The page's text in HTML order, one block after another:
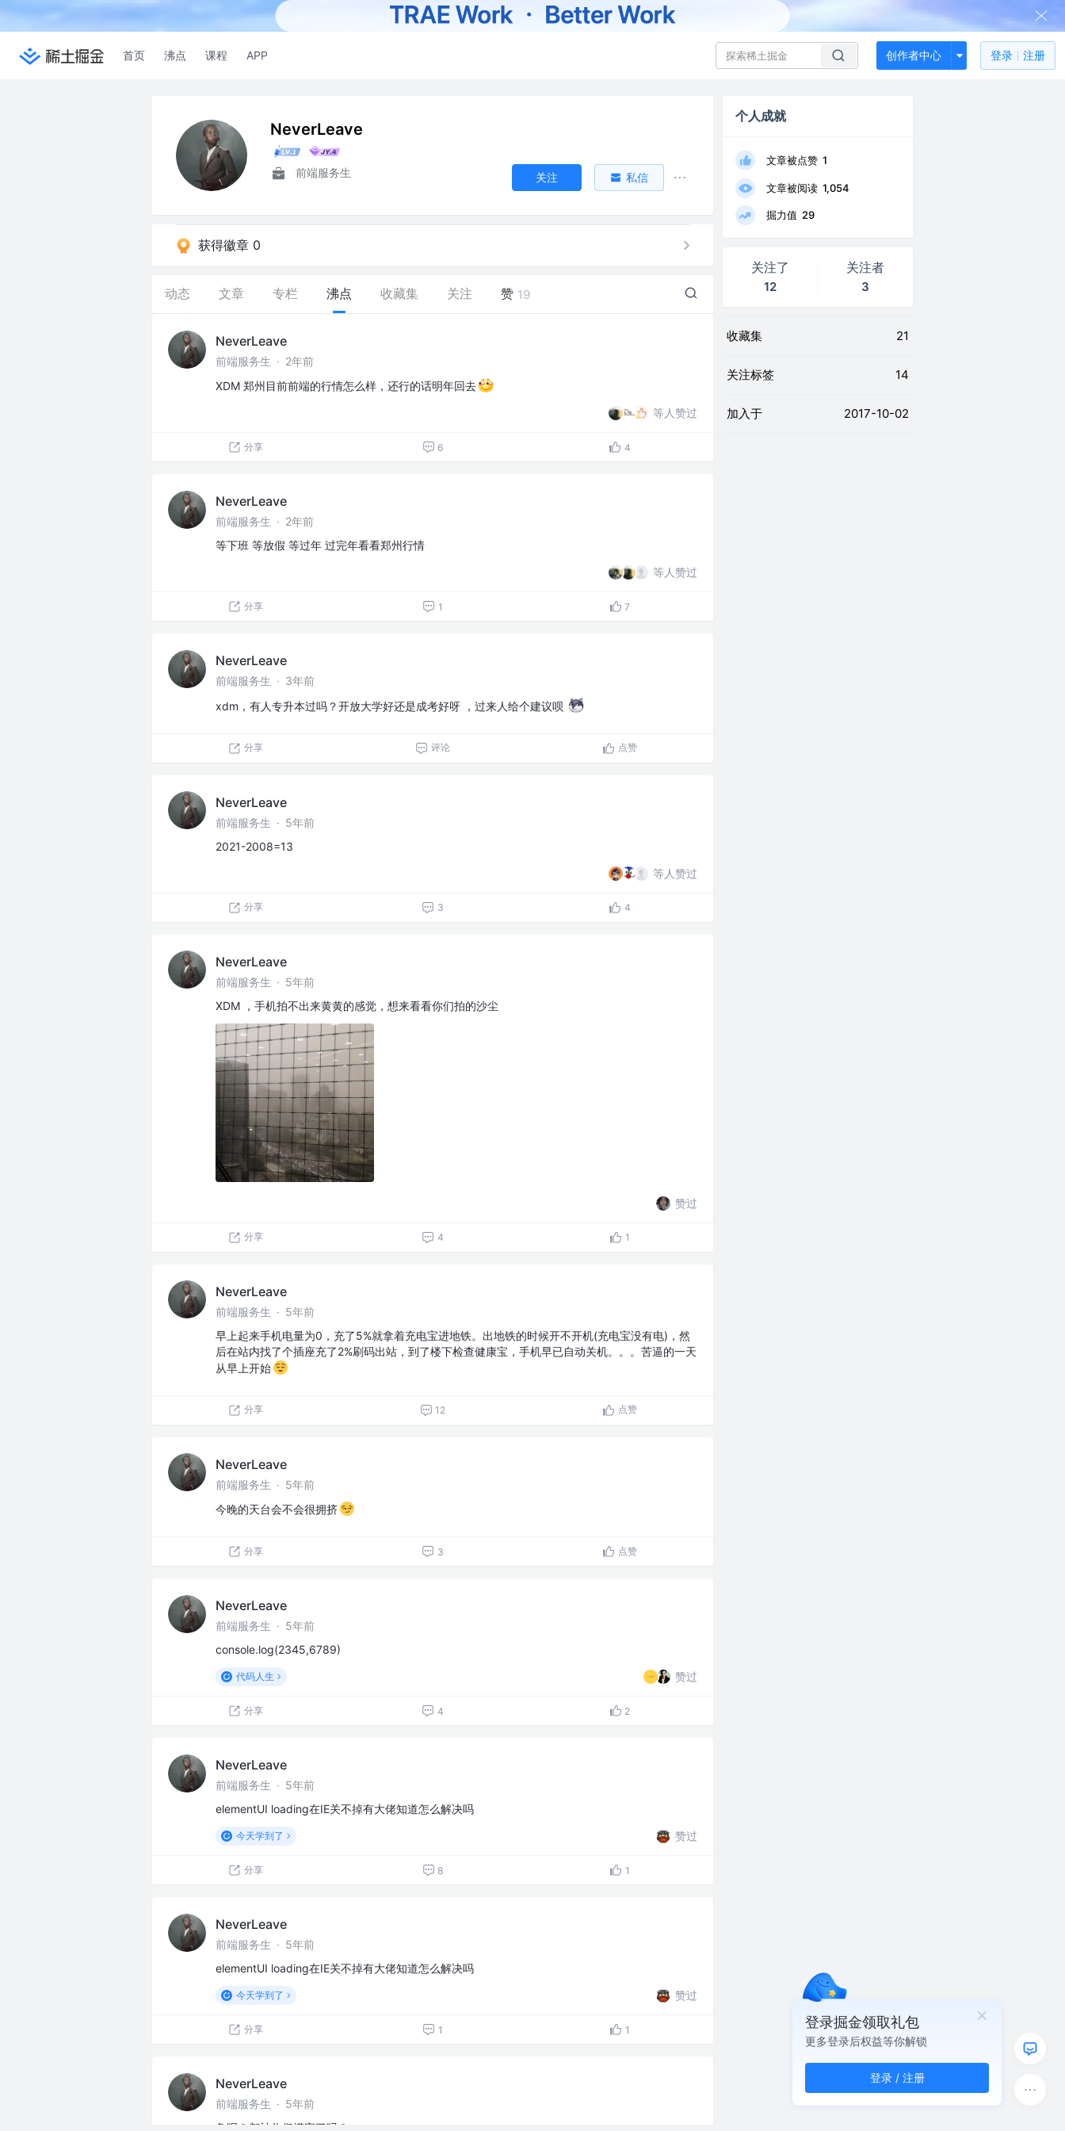
首页 沸点 课程 APP 创作者中心 登录 注册
NeverLeave
前端服务生 关注 私信
获得徽章 0
动态 文章 专栏 沸点 收藏集 关注 赞 19
NeverLeave
前端服务生 · 2年前
XDM 郑州目前前端的行情怎么样，还行的话明年回去
等人赞过
分享 6 4
NeverLeave
前端服务生 · 2年前
等下班 等放假 等过年 过完年看看郑州行情
等人赞过
分享 1 7
NeverLeave
前端服务生 · 3年前
xdm，有人专升本过吗？开放大学好还是成考好呀 ，过来人给个建议呗
分享 评论 点赞
NeverLeave
前端服务生 · 5年前
2021-2008=13
等人赞过
分享 3 4
NeverLeave
前端服务生 · 5年前
XDM ，手机拍不出来黄黄的感觉，想来看看你们拍的沙尘
赞过
分享 4 1
NeverLeave
前端服务生 · 5年前
早上起来手机电量为0，充了5%就拿着充电宝进地铁。出地铁的时候开不开机(充电宝没有电)，然
后在站内找了个插座充了2%刷码出站，到了楼下检查健康宝，手机早已自动关机。。。苦逼的一天
从早上开始
分享 12 点赞
NeverLeave
前端服务生 · 5年前
今晚的天台会不会很拥挤
分享 3 点赞
NeverLeave
前端服务生 · 5年前
console.log(2345,6789)
代码人生 赞过
分享 4 2
NeverLeave
前端服务生 · 5年前
elementUI loading在IE关不掉有大佬知道怎么解决吗
今天学到了 赞过
分享 8 1
NeverLeave
前端服务生 · 5年前
elementUI loading在IE关不掉有大佬知道怎么解决吗
今天学到了 赞过
分享 1 1
NeverLeave
前端服务生 · 5年前
鱼呢？都被你们摸完了吗？
个人成就
文章被点赞 1
文章被阅读 1,054
掘力值 29
关注了
12
关注者
3
收藏集 21
关注标签 14
加入于 2017-10-02
登录掘金领取礼包
更多登录后权益等你解锁
登录 / 注册